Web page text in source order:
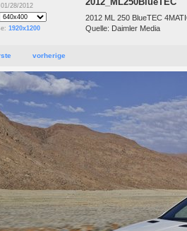
28/2012
1920x1200
2012 ML 250 BlueTEC
Quelle: Daimler Media
vorherige